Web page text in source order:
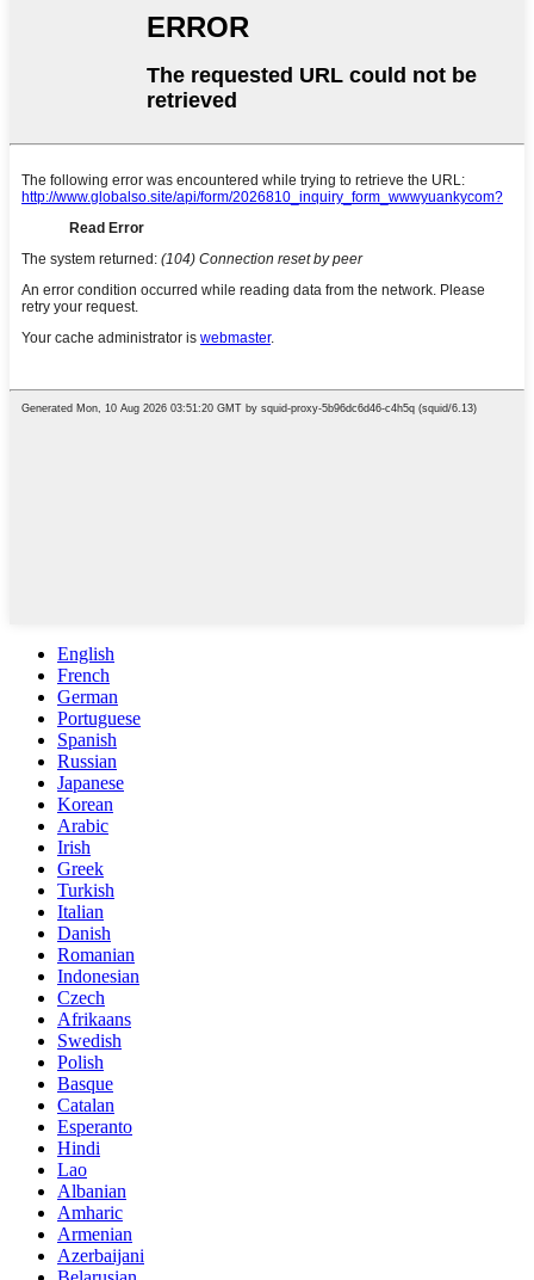
English
French
German
Portuguese
Spanish
Russian
Japanese
Korean
Arabic
Irish
Greek
Turkish
Italian
Danish
Romanian
Indonesian
Czech
Afrikaans
Swedish
Polish
Basque
Catalan
Esperanto
Hindi
Lao
Albanian
Amharic
Armenian
Azerbaijani